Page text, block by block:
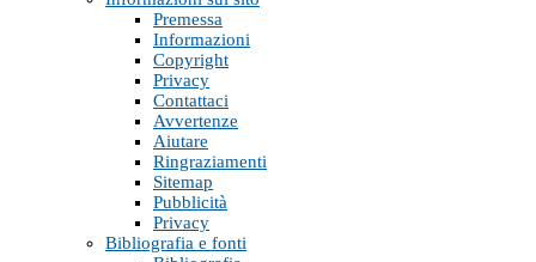
Premessa
Informazioni
Copyright
Privacy
Contattaci
Avvertenze
Aiutare
Ringraziamenti
Sitemap
Pubblicità
Privacy
Bibliografia e fonti